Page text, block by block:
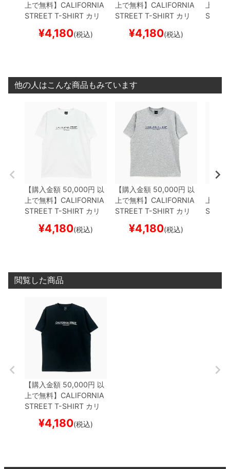
上で無料】 CALIFORNIA
STREET T-SHIRT カリ
シャツLOGO BARWHI
¥4,180(税込)
上で無料】 CALIFORNIA
STREET T-SHIRT カリ
シャツLOGO BARGRE
¥4,180(税込)
上で無
他の人はこんな商品もみています
【購入金額 50,000円 以
上で無料】 CALIFORNIA
STREET T-SHIRT カリ
シャツLOGO BARWHI
¥4,180(税込)
【購入金額 50,000円 以
上で無料】 CALIFORNIA
STREET T-SHIRT カリ
シャツLOGO BARGRE
¥4,180(税込)
上で無
閲覧した商品
【購入金額 50,000円 以
上で無料】 CALIFORNIA
STREET T-SHIRT カリ
フォルニアストリート
シャツLOGO BARBLA
¥4,180(税込)